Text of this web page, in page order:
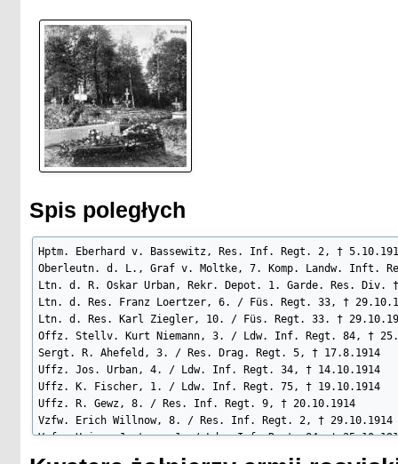
Spis poległych
Hptm. Eberhard v. Bassewitz, Res. Inf. Regt. 2, †
Oberleutn. d. L., Graf v. Moltke, 7. Komp. Landw. Inft.
Ltn. d. R. Oskar Urban, Rekr. Depot. 1. Garde. Res. Div.
Ltn. d. Res. Franz Loertzer, 6. / Füs. Regt. 33, †
Ltn. d. Res. Karl Ziegler, 10. / Füs. Regt. 33. †
Offz. Stellv. Kurt Niemann, 3. / Ldw. Inf. Regt. 84, †
Sergt. R. Ahefeld, 3. / Res. Drag. Regt. 5, † 17.8.1914
Uffz. Jos. Urban, 4. / Ldw. Inf. Regt. 34, † 14.10.1914
Uffz. K. Fischer, 1. / Ldw. Inf. Regt. 75, † 19.10.1914
Uffz. R. Gewz, 8. / Res. Inf. Regt. 9, † 20.10.1914
Vzfw. Erich Willnow, 8. / Res. Inf. Regt. 2, † 29.10.1914
Vzfw. Heinr. Jentzen, 1. / Ldw. Inf. Regt. 84, †